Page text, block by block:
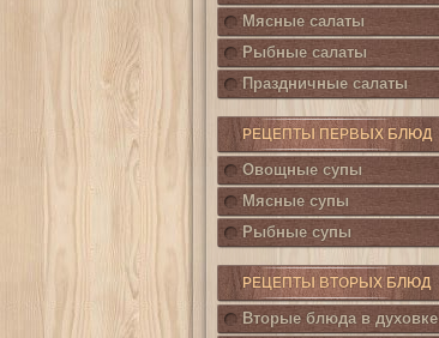
Мясные салаты
Рыбные салаты
Праздничные салаты
РЕЦЕПТЫ ПЕРВЫХ БЛЮД
Овощные супы
Мясные супы
Рыбные супы
РЕЦЕПТЫ ВТОРЫХ БЛЮД
Вторые блюда в духовке